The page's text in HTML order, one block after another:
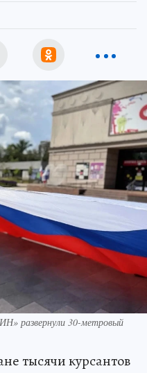
развернули 30-метровый
тысячи курсантов